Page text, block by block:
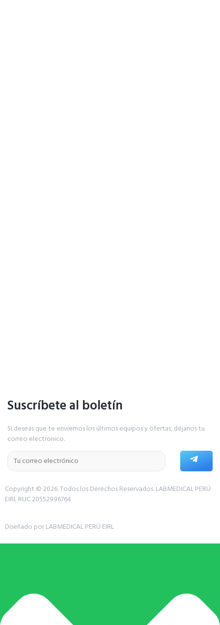
Suscríbete al boletín
Si deseas que te enviemos los últimos equipos y ofertas, déjanos tu
correo electronico.
Copyright © 2026. Todos los Derechos Reservados.LABMEDICAL PERÚ
EIRL RUC 20552996764
Diseñado por LABMEDICAL PERÚ EIRL